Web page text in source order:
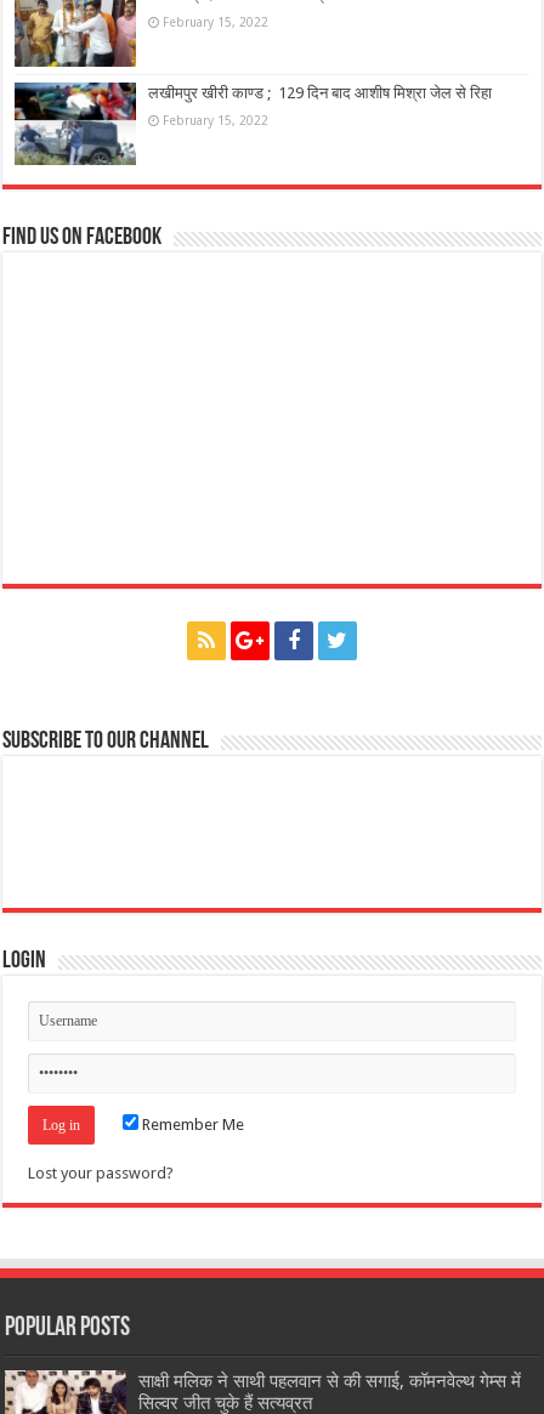
February 15, 2022
लखीमपुर खीरी काण्ड ; 129 दिन बाद आशीष मिश्रा जेल से रिहा
February 15, 2022
Find us on Facebook
Subscribe to our Channel
Login
Remember Me
Lost your password?
Popular Posts
साक्षी मलिक ने साथी पहलवान से की सगाई, कॉमनवेल्थ गेम्स में
सिल्वर जीत चुके हैं सत्यव्रत